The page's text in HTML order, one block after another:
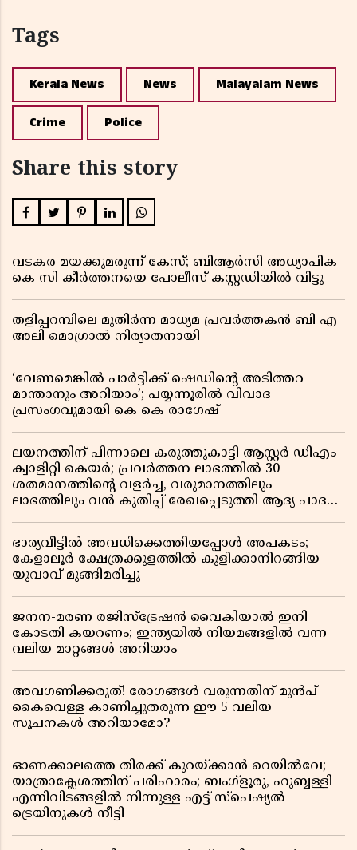
Tags
Kerala News News Malayalam News
Crime Police
Share this story
വടകര മയക്കുമരുന്ന് കേസ്; ബിആർസി അധ്യാപിക
കെ സി കീർത്തനയെ പോലീസ് കസ്റ്റഡിയിൽ വിട്ടു
തളിപ്പറമ്പിലെ മുതിർന്ന മാധ്യമ പ്രവർത്തകൻ ബി എ
അലി മൊഗ്രാൽ നിര്യാതനായി
‘വേണമെങ്കിൽ പാർട്ടിക്ക് ഷെഡിൻ്റെ അടിത്തറ
മാന്താനും അറിയാം’; പയ്യന്നൂരിൽ വിവാദ
പ്രസംഗവുമായി കെ കെ രാഗേഷ്
ലയനത്തിന് പിന്നാലെ കരുത്തുകാട്ടി ആസ്റ്റർ ഡിഎം
ക്വാളിറ്റി കെയർ; പ്രവർത്തന ലാഭത്തിൽ 30
ശതമാനത്തിൻ്റെ വളർച്ച, വരുമാനത്തിലും
ലാഭത്തിലും വൻ കുതിപ്പ് രേഖപ്പെടുത്തി ആദ്യ പാദ
ഭാര്യവീട്ടിൽ അവധിക്കെത്തിയപ്പോൾ അപകടം;
കേളാലൂർ ക്ഷേത്രക്കുളത്തിൽ കുളിക്കാനിറങ്ങിയ
യുവാവ് മുങ്ങിമരിച്ചു
ജനന-മരണ രജിസ്ട്രേഷൻ വൈകിയാൽ ഇനി
കോടതി കയറണം; ഇന്ത്യയിൽ നിയമങ്ങളിൽ വന്ന
വലിയ മാറ്റങ്ങൾ അറിയാം
അവഗണിക്കരുത്! രോഗങ്ങൾ വരുന്നതിന് മുൻപ്
കൈവെള്ള കാണിച്ചുതരുന്ന ഈ 5 വലിയ
സൂചനകൾ അറിയാമോ?
ഓണക്കാലത്തെ തിരക്ക് കുറയ്ക്കാൻ റെയിൽവേ;
യാത്രാക്ലേശത്തിന് പരിഹാരം; ബംഗ്ളൂരു, ഹുബ്ബള്ളി
എന്നിവിടങ്ങളിൽ നിന്നുള്ള എട്ട് സ്പെഷ്യൽ
ട്രെയിനുകൾ നീട്ടി